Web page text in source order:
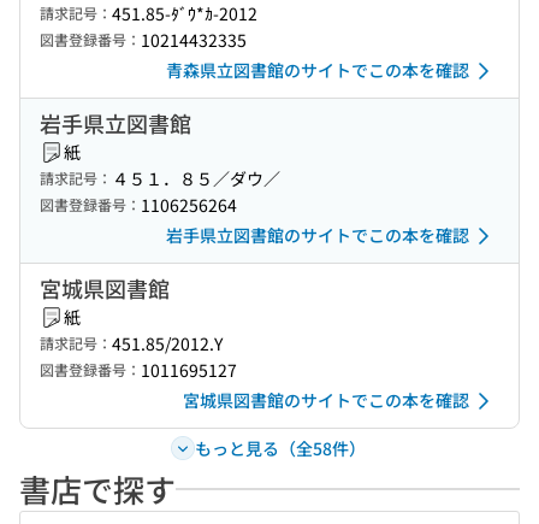
請求記号： 451.85-ﾀﾞｳ*ｶ-2012
図書登録番号： 10214432335
青森県立図書館のサイトでこの本を確認
岩手県立図書館
紙
請求記号： ４５１．８５／ダウ／
図書登録番号： 1106256264
岩手県立図書館のサイトでこの本を確認
宮城県図書館
紙
請求記号： 451.85/2012.Y
図書登録番号： 1011695127
宮城県図書館のサイトでこの本を確認
もっと見る（全58件）
書店で探す